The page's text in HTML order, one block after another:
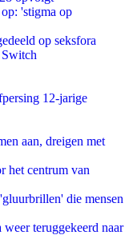
'stigma op
op seksfora
12-jarige
aan, dreigen met
het centrum van
die mensen
teruggekeerd naar